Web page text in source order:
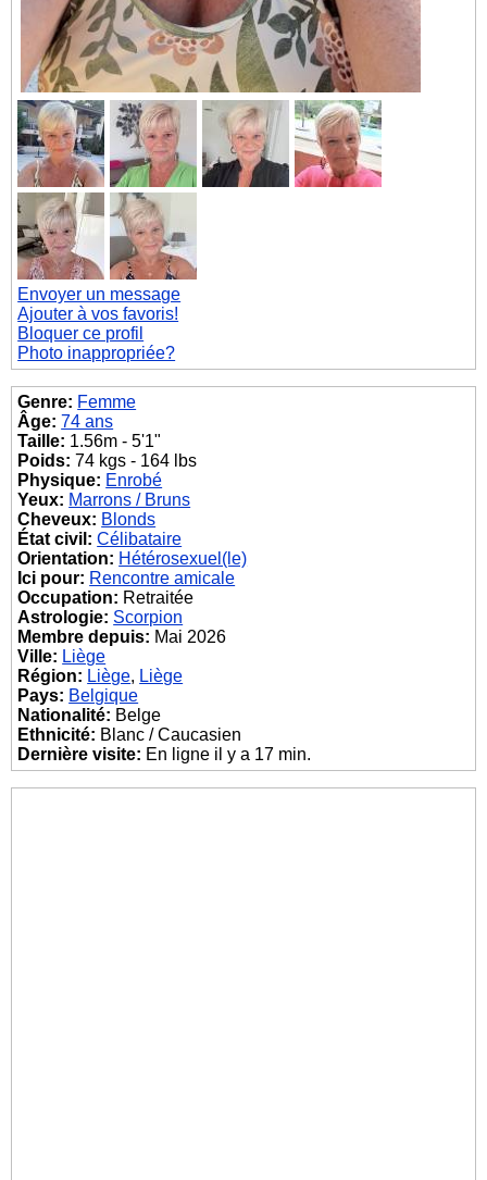
Envoyer un message
Ajouter à vos favoris!
Bloquer ce profil
Photo inappropriée?
Genre: Femme
Âge: 74 ans
Taille: 1.56m - 5'1"
Poids: 74 kgs - 164 lbs
Physique: Enrobé
Yeux: Marrons / Bruns
Cheveux: Blonds
État civil: Célibataire
Orientation: Hétérosexuel(le)
Ici pour: Rencontre amicale
Occupation: Retraitée
Astrologie: Scorpion
Membre depuis: Mai 2026
Ville: Liège
Région: Liège, Liège
Pays: Belgique
Nationalité: Belge
Ethnicité: Blanc / Caucasien
Dernière visite: En ligne il y a 17 min.